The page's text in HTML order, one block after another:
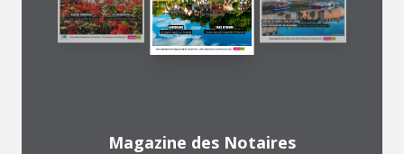
Magazine des Notaires